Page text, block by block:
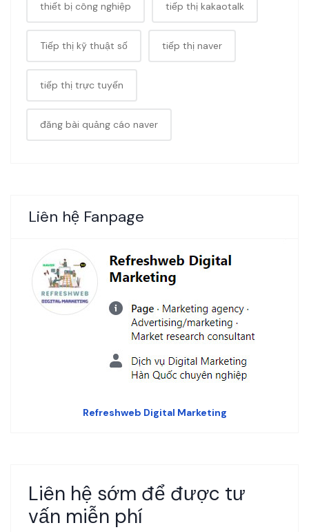
thiết bị công nghiệp tiếp thị kakaotalk
Tiếp thị kỹ thuật số tiếp thị naver
tiếp thị trực tuyến
đăng bài quảng cáo naver
Liên hệ Fanpage
Refreshweb Digital Marketing
Liên hệ sớm để được tư
vấn miễn phí